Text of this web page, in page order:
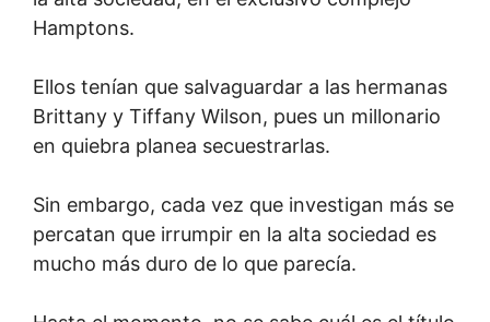
Hamptons.
Ellos tenían que salvaguardar a las hermanas
Brittany y Tiffany Wilson, pues un millonario
en quiebra planea secuestrarlas.
Sin embargo, cada vez que investigan más se
percatan que irrumpir en la alta sociedad es
mucho más duro de lo que parecía.